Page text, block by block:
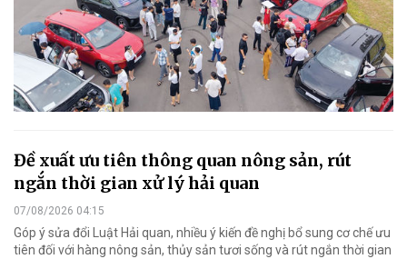
Đề xuất ưu tiên thông quan nông sản, rút
ngắn thời gian xử lý hải quan
07/08/2026 04:15
Góp ý sửa đổi Luật Hải quan, nhiều ý kiến đề nghị bổ sung cơ chế ưu
tiên đối với hàng nông sản, thủy sản tươi sống và rút ngắn thời gian